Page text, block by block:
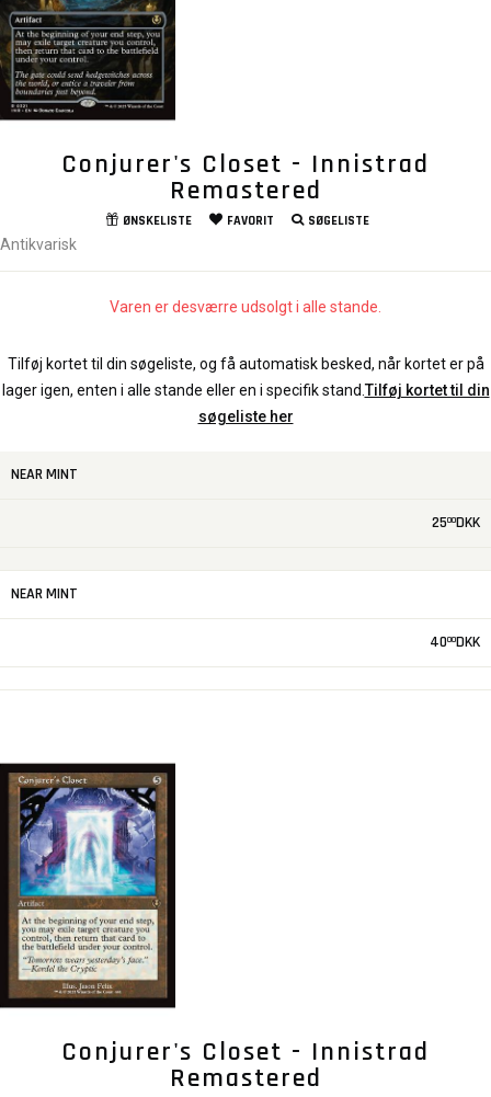
Conjurer's Closet - Innistrad
Remastered
ØNSKELISTE FAVORIT SØGELISTE
Antikvarisk
Varen er desværre udsolgt i alle stande.
Tilføj kortet til din søgeliste, og få automatisk besked, når kortet er på
lager igen, enten i alle stande eller en i specifik stand. Tilføj kortet til din
søgeliste her
NEAR MINT
2500DKK
NEAR MINT
4000DKK
Conjurer's Closet - Innistrad
Remastered